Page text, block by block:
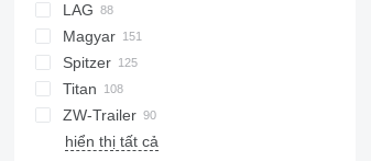
sơ mi rơ moóc bồn thực phẩm
BPO
KIP
TSA
SSK
SSK 40
SSK 60
SSL
SSL 35
STB
STS
STS 30
STS 32
LAG
0-3
GSA
O-3
TGS
Magyar
S-series
SR
SA
SL
L-series
CM
MACOLA
SCT
TS
Spitzer
SF
SK
LPG
OPL 38
Titan
SP
TX
ADR
97
NS
LPG
ZW-Trailer
hiển thị tất cả